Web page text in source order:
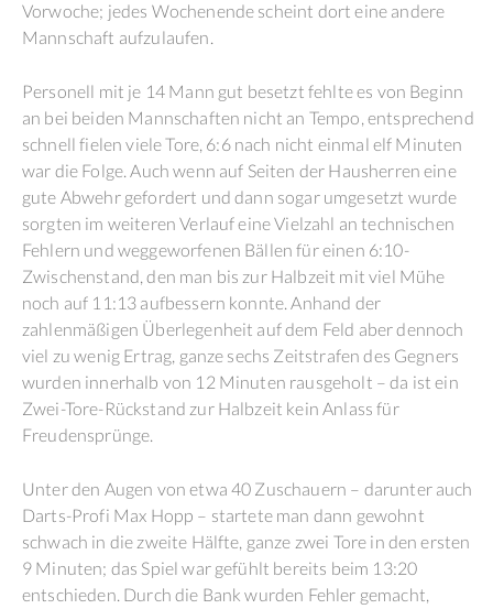
Vorwoche; jedes Wochenende scheint dort eine andere
Mannschaft aufzulaufen.
Personell mit je 14 Mann gut besetzt fehlte es von Beginn
an bei beiden Mannschaften nicht an Tempo, entsprechend
schnell fielen viele Tore, 6:6 nach nicht einmal elf Minuten
war die Folge. Auch wenn auf Seiten der Hausherren eine
gute Abwehr gefordert und dann sogar umgesetzt wurde
sorgten im weiteren Verlauf eine Vielzahl an technischen
Fehlern und weggeworfenen Bällen für einen 6:10-
Zwischenstand, den man bis zur Halbzeit mit viel Mühe
noch auf 11:13 aufbessern konnte. Anhand der
zahlenmäßigen Überlegenheit auf dem Feld aber dennoch
viel zu wenig Ertrag, ganze sechs Zeitstrafen des Gegners
wurden innerhalb von 12 Minuten rausgeholt – da ist ein
Zwei-Tore-Rückstand zur Halbzeit kein Anlass für
Freudensprünge.
Unter den Augen von etwa 40 Zuschauern – darunter auch
Darts-Profi Max Hopp – startete man dann gewohnt
schwach in die zweite Hälfte, ganze zwei Tore in den ersten
9 Minuten; das Spiel war gefühlt bereits beim 13:20
entschieden. Durch die Bank wurden Fehler gemacht,